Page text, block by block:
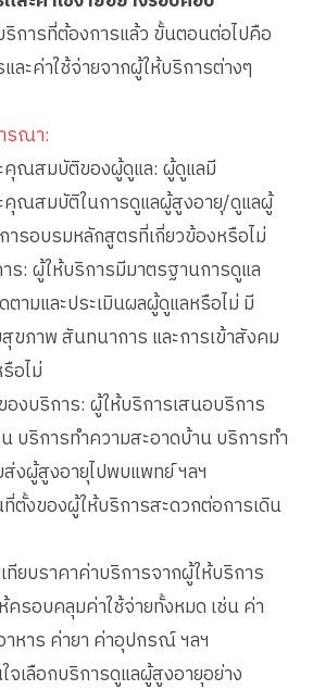
ริการที่ต้องการแล้ว ขั้นตอนต่อไปคือ
ละค่าใช้จ่ายจากผู้ให้บริการต่างๆ
รณา:
ณสมบัติของผู้ดูแล: ผู้ดูแลมี
ณสมบัติในการดูแลผู้สูงอายุ/ดูแลผู้
ารอบรมหลักสูตรที่เกี่ยวข้องหรือไม่
: ผู้ให้บริการมีมาตรฐานการดูแล
ตามและประเมินผลผู้ดูแลหรือไม่ มี
ขภาพ สันทนาการ และการเข้าสังคม
อไม่
องบริการ: ผู้ให้บริการเสนอบริการ
น บริการทำความสะอาดบ้าน บริการทำ
งผู้สูงอายุไปพบแพทย์ ฯลฯ
ตั้งของผู้ให้บริการสะดวกต่อการเดิน
ทียบราคาค่าบริการจากผู้ให้บริการ
รอบคลุมค่าใช้จ่ายทั้งหมด เช่น ค่า
หาร ค่ายา ค่าอุปกรณ์ ฯลฯ
จเลือกบริการดูแลผู้สูงอายุอย่าง